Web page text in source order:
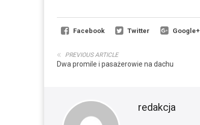
Facebook Twitter Google+
PREVIOUS ARTICLE
Dwa promile i pasażerowie na dachu
redakcja